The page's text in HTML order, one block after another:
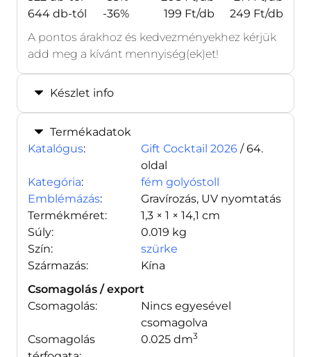
644 db-tól
-36% 199 Ft/db
249 Ft/db
A pontos árakhoz és kedvezményekhez kérjük
add meg a kívánt mennyiség(ek)et!
Készlet info
Termékadatok
Katalógus: Gift Cocktail 2026 / 64.
oldal
Kategória:
fém golyóstoll
Emblémázás:
Gravírozás, UV nyomtatás
Termékméret:
1,3 × 1 × 14,1 cm
Súly:
0.019 kg
Szín:
szürke
Származás:
Kína
Csomagolás / export
Csomagolás:
Nincs egyesével
csomagolva
Csomagolás
0.025 dm3